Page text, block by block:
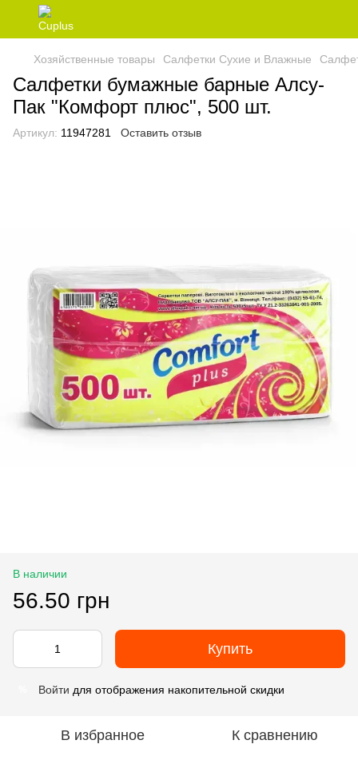
Хозяйственные товары Салфетки Сухие и Влажные
Салфетки бумажные барные Алсу-
Пак "Комфорт плюс", 500 шт.
Артикул: 11947281 Оставить отзыв
В наличии
56.50 грн
Купить
Войти для отображения накопительной скидки
В избранное К сравнению